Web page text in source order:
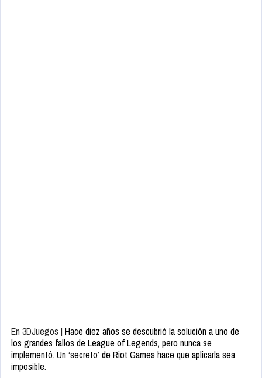
En 3DJuegos | Hace diez años se descubrió la solución a uno de
los grandes fallos de League of Legends, pero nunca se
implementó. Un ‘secreto’ de Riot Games hace que aplicarla sea
imposible.